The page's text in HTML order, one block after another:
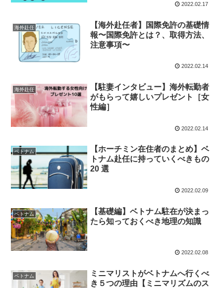
2022.02.17
海外赴任
【海外赴任者】国際免許の基礎情
報〜国際免許とは？、取得方法、
注意事項〜
2022.02.14
海外赴任
【駐妻インタビュー】海外転勤者
がもらって嬉しいプレゼント［女
性編］
2022.02.14
ベトナム
【ホーチミン在住者のまとめ】ベ
トナム赴任に持っていくべきもの
20 選
2022.02.09
ベトナム
【基礎編】ベトナム駐在が決まっ
たら知っておくべき地理の知識
2022.02.08
ベトナム
ミニマリストがベトナムへ行くべ
き５つの理由【ミニマリズムのス